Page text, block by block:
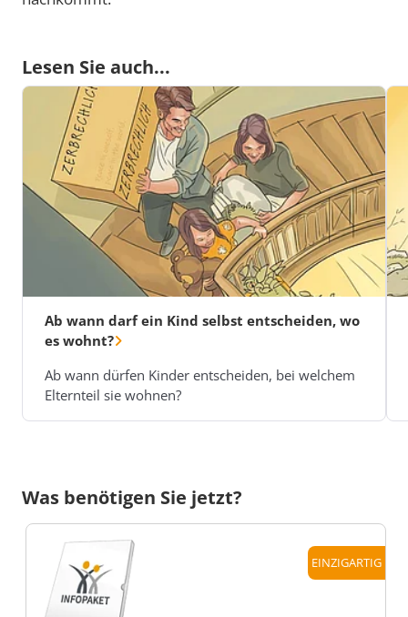
Lesen Sie auch...
Ab wann darf ein Kind selbst entscheiden, wo
es wohnt?
Ab wann dürfen Kinder entscheiden, bei welchem
Elternteil sie wohnen?
Was benötigen Sie jetzt?
EINZIGARTIG